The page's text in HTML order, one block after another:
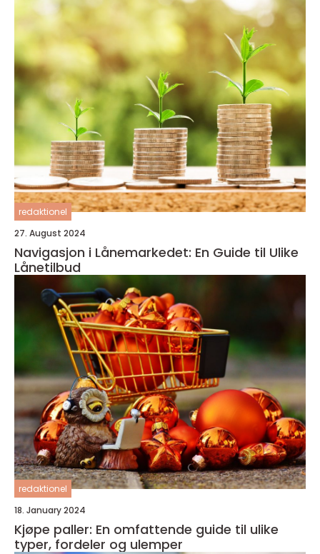
redaktionel
27. August 2024
Navigasjon i Lånemarkedet: En Guide til Ulike
Lånetilbud
redaktionel
18. January 2024
Kjøpe paller: En omfattende guide til ulike
typer, fordeler og ulemper